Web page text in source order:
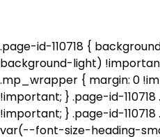
.page-id-110718 {
background-light)
.mp_wrapper { margin: 0
!important; } .page-id-
!important; } .page-id-
var(--font-size-heading-